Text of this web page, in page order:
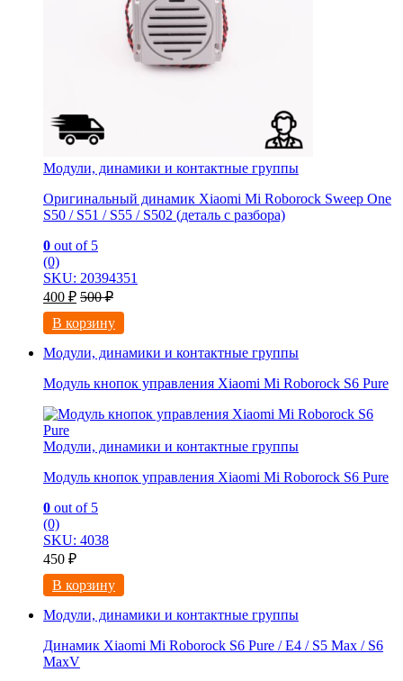
Модули, динамики и контактные группы
Оригинальный динамик Xiaomi Mi Roborock Sweep One
S50 / S51 / S55 / S502 (деталь с разбора)
0 out of 5
(0)
SKU: 20394351
400 ₽ 500₽
В корзину
Модули, динамики и контактные группы
Модуль кнопок управления Xiaomi Mi Roborock S6 Pure
Модули, динамики и контактные группы
Модуль кнопок управления Xiaomi Mi Roborock S6 Pure
0 out of 5
(0)
SKU: 4038
450 ₽
В корзину
Модули, динамики и контактные группы
Динамик Xiaomi Mi Roborock S6 Pure / E4 / S5 Max / S6
MaxV